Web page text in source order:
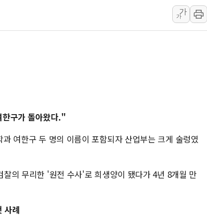
하나금융, 명동 소상공
인천시 광복절 현수막 '
'호우·산사태 주의보'
가
가
구가 돌아왔다."
여한구 두 명의 이름이 포함되자 산업부는 크게 술렁였
의 무리한 '원전 수사'로 희생양이 됐다가 4년 8개월 만
례